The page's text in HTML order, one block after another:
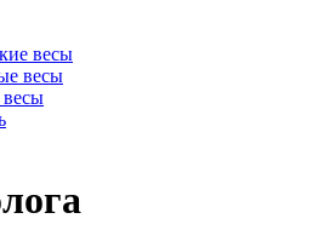
весы
весы